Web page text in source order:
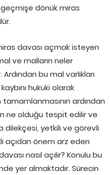
dönük miras
davası açmak isteyen
ve malların neler
bu mal varlıkları
hukuki olarak
ardından
ne olduğu tespit edilir ve
dilekçesi, yetkili ve görevli
açıdan önem arz eden
nasıl açılır? Konulu bu
yer almaktadır. Sürecin